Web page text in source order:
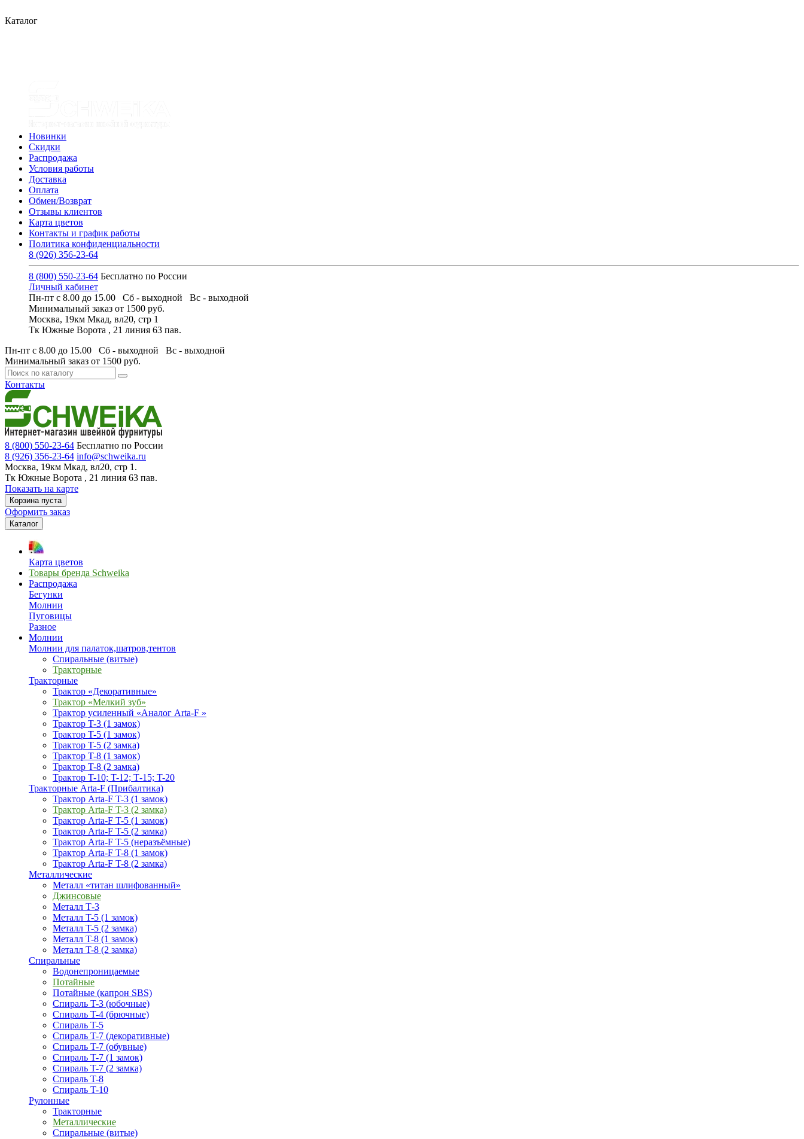
Каталог
Новинки
Скидки
Распродажа
Условия работы
Доставка
Оплата
Обмен/Возврат
Отзывы клиентов
Карта цветов
Контакты и график работы
Политика конфиденциальности
8 (926) 356-23-64
8 (800) 550-23-64 Бесплатно по России
Личный кабинет
Пн-пт с 8.00 до 15.00 Сб - выходной Вс - выходной
Минимальный заказ от 1500 руб.
Москва, 19км Мкад, вл20, стр 1
Тк Южные Ворота , 21 линия 63 пав.
Пн-пт с 8.00 до 15.00 Сб - выходной Вс - выходной
Минимальный заказ от 1500 руб.
Контакты
8 (800) 550-23-64 Бесплатно по России
8 (926) 356-23-64 info@schweika.ru
Москва, 19км Мкад, вл20, стр 1.
Тк Южные Ворота , 21 линия 63 пав.
Показать на карте
Корзина пуста
Оформить заказ
Каталог
Карта цветов
Товары бренда Schweika
Распродажа
Бегунки
Молнии
Пуговицы
Разное
Молнии
Молнии для палаток,шатров,тентов
Спиральные (витые)
Тракторные
Тракторные
Трактор «Декоративные»
Трактор «Мелкий зуб»
Трактор усиленный «Аналог Arta-F »
Трактор T-3 (1 замок)
Трактор T-5 (1 замок)
Трактор T-5 (2 замка)
Трактор T-8 (1 замок)
Трактор T-8 (2 замка)
Трактор T-10; T-12; Т-15; T-20
Тракторные Arta-F (Прибалтика)
Трактор Arta-F T-3 (1 замок)
Трактор Arta-F T-3 (2 замка)
Трактор Arta-F T-5 (1 замок)
Трактор Arta-F T-5 (2 замка)
Трактор Arta-F T-5 (неразъёмные)
Трактор Arta-F T-8 (1 замок)
Трактор Arta-F T-8 (2 замка)
Металлические
Металл «титан шлифованный»
Джинсовые
Металл Т-3
Металл T-5 (1 замок)
Металл T-5 (2 замка)
Металл T-8 (1 замок)
Металл T-8 (2 замка)
Спиральные
Водонепроницаемые
Потайные
Потайные (капрон SBS)
Спираль T-3 (юбочные)
Спираль T-4 (брючные)
Спираль T-5
Спираль T-7 (декоративные)
Спираль T-7 (обувные)
Спираль T-7 (1 замок)
Спираль T-7 (2 замка)
Спираль T-8
Спираль T-10
Рулонные
Тракторные
Металлические
Спиральные (витые)